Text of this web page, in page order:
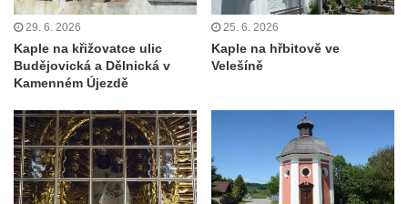
nad Ploučnicí
Hrobová kaple Mattauschů na hřbitově v
Benešově nad Ploučnicí
Kostel svaté Anny v Tisé
Hrobka rodiny Rohn na hřbitově v
Šumburku nad Desnou – Tanvaldu
Hřbitovní kaple v Šumburku nad Desnou –
Tanvaldu
29. 6. 2026
Kaple na křižovatce ulic
Budějovická a Dělnická v
Kamenném Újezdě
25. 6. 2026
Kaple na hřbitově ve
Velešíně